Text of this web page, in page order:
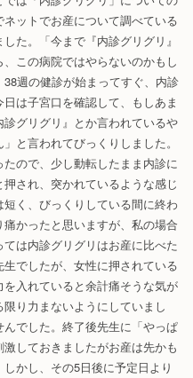
ットでお産について調べている
た。「今まで『内診グリグリ』
この病院ではやらないのかもし
週の健診が始まってすぐ、内診
は子宮口を確認して、もしあま
グリグリ』とか言われているや
と言われてびっくりしました。
ので、少し動転したまま内診に
され、突かれているような感じ
く、びっくりしている間に終わ
かったと思いますが、私の場合
は内診グリグリはお産に比べた
でしたが、女性に押されている
入れていると余計痛そうな気が
り力まないようにしていまし
でした。終了後先生に「やっぱ
しておきましたがお産は先かも
かし、その5日後に予定日より